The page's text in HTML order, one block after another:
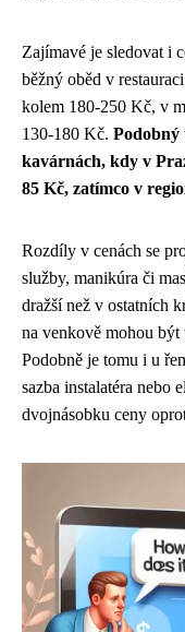
Zajímavé je sledovat i
běžný oběd v
kolem 180-250 Kč, v
130-180 Kč. Podobný
kavárnách, kdy v
85 Kč, zatímco v
Rozdíly v cenách se
služby, manikúra či
dražší než v ostatních
na venkově mohou být
Podobně je tomu i u
sazba instalatéra nebo
dvojnásobku ceny